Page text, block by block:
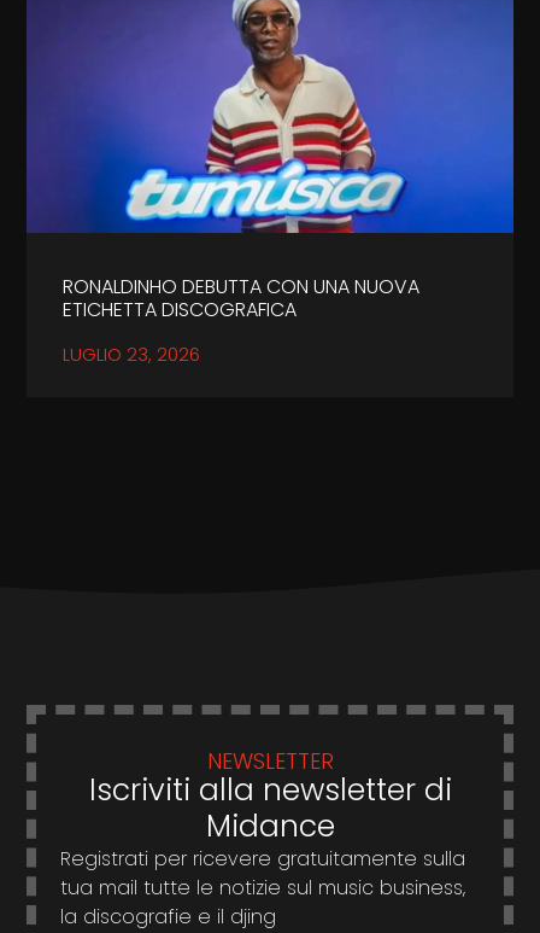
RONALDINHO DEBUTTA CON UNA NUOVA
ETICHETTA DISCOGRAFICA
LUGLIO 23, 2026
NEWSLETTER
Iscriviti alla newsletter di
Midance
Registrati per ricevere gratuitamente sulla
tua mail tutte le notizie sul music business,
la discografie e il djing